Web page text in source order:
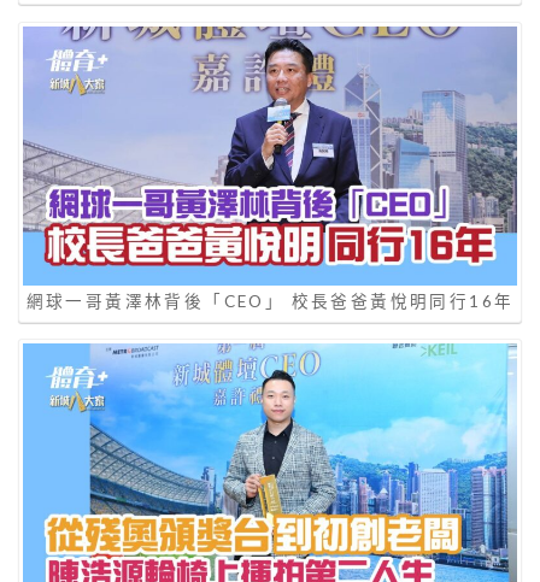
網球一哥黃澤林背後「CEO」 校長爸爸黃悅明同行16年